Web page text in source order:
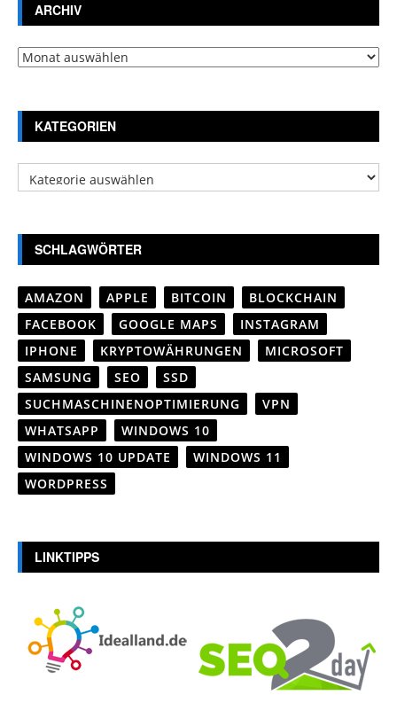
ARCHIV
Archiv
KATEGORIEN
Kategorien
SCHLAGWÖRTER
AMAZON APPLE BITCOIN
BLOCKCHAIN
FACEBOOK
GOOGLE MAPS
INSTAGRAM
IPHONE
KRYPTOWÄHRUNGEN
MICROSOFT
SAMSUNG
SEO
SSD
SUCHMASCHINENOPTIMIERUNG
VPN
WHATSAPP
WINDOWS 10
WINDOWS 10 UPDATE
WINDOWS 11
WORDPRESS
LINKTIPPS